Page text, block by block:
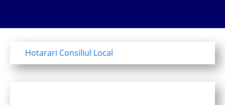
Hotarari Consiliul Local